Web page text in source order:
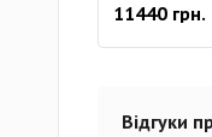
11440 грн.
Відгуки